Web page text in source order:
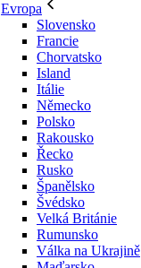
Evropa
Slovensko
Francie
Chorvatsko
Island
Itálie
Německo
Polsko
Rakousko
Řecko
Rusko
Španělsko
Švédsko
Velká Británie
Rumunsko
Válka na Ukrajině